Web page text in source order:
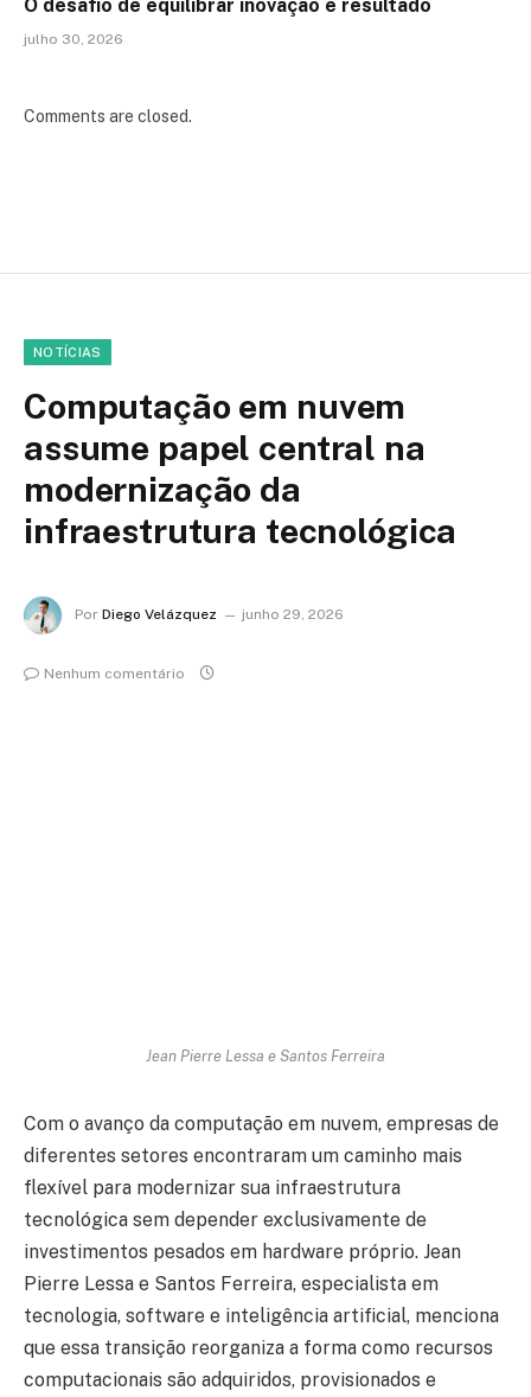
O desafio de equilibrar inovação e resultado
julho 30, 2026
Comments are closed.
NOTÍCIAS
Computação em nuvem
assume papel central na
modernização da
infraestrutura tecnológica
Por Diego Velázquez junho 29, 2026
Nenhum comentário
Jean Pierre Lessa e Santos Ferreira
Com o avanço da computação em nuvem, empresas de
diferentes setores encontraram um caminho mais
flexível para modernizar sua infraestrutura
tecnológica sem depender exclusivamente de
investimentos pesados em hardware próprio. Jean
Pierre Lessa e Santos Ferreira, especialista em
tecnologia, software e inteligência artificial, menciona
que essa transição reorganiza a forma como recursos
computacionais são adquiridos, provisionados e